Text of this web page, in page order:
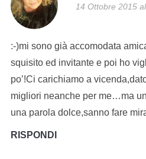
14 Ottobre 2015
:-)mi sono già accomodata
squisito ed invitante e poi ho
po’!Ci carichiamo a
migliori neanche per me…ma
una parola dolce,sanno fare
RISPONDI